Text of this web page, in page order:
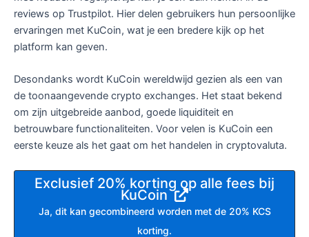
reviews op Trustpilot. Hier delen gebruikers hun persoonlijke
ervaringen met KuCoin, wat je een bredere kijk op het
platform kan geven.
Desondanks wordt KuCoin wereldwijd gezien als een van
de toonaangevende crypto exchanges. Het staat bekend
om zijn uitgebreide aanbod, goede liquiditeit en
betrouwbare functionaliteiten. Voor velen is KuCoin een
eerste keuze als het gaat om het handelen in cryptovaluta.
Exclusief 20% korting op alle fees bij
KuCoin
Ja, dit kan gecombineerd worden met de 20% KCS
korting.